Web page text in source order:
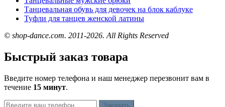
Танцевальная обувь для девочек на блок каблуке
Туфли для танцев женской латины
© shop-dance.com. 2011-2026. All Rights Reserved
Быстрый заказ товара
Введите номер телефона и наш менеджер перезвонит вам в
течение 15 минут.
Заказать